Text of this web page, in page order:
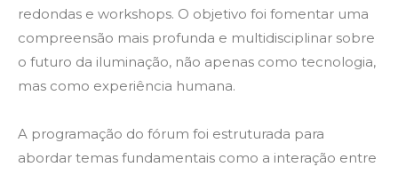
redondas e workshops. O objetivo foi fomentar uma
compreensão mais profunda e multidisciplinar sobre
o futuro da iluminação, não apenas como tecnologia,
mas como experiência humana.
A programação do fórum foi estruturada para
abordar temas fundamentais como a interação entre